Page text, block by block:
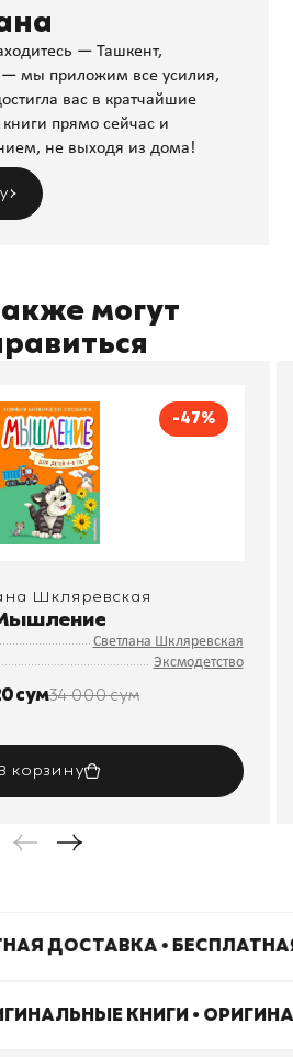
— Ташкент,
мы приложим все усилия,
вас в кратчайшие
прямо сейчас и
не выходя из дома!
могут
-47%
Шкляревская
Светлана Шкляревская
Эксмодетство
сум34 000 сум
корзину
ДОСТАВКА •
КНИГИ •